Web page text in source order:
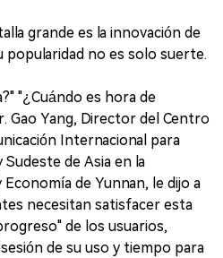
grande es la innovación de
popularidad no es solo suerte.
"¿Cuándo es hora de
Gao Yang, Director del Centro
Internacional para
Sudeste de Asia en la
Economía de Yunnan, le dijo a
necesitan satisfacer esta
de los usuarios,
de su uso y tiempo para